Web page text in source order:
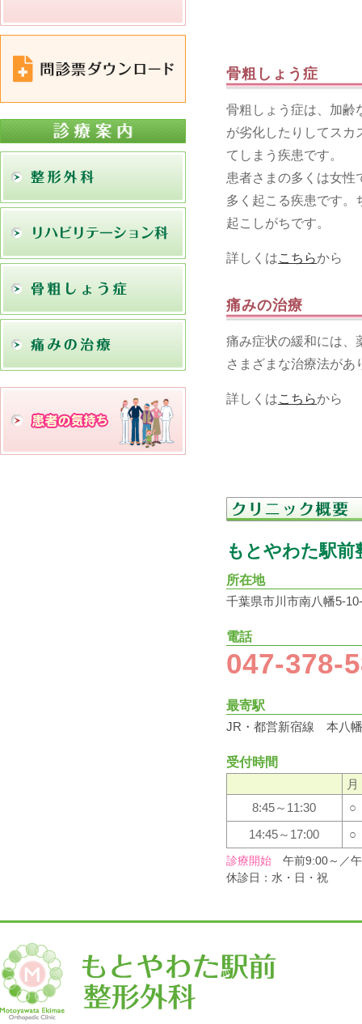
骨粗しょう症
骨粗しょう症は、加齢
が劣化したりしてスカ
てしまう疾患です。
患者さまの多くは女性
多く起こる疾患です。
起こしがちです。
詳しくはこちらから
痛みの治療
痛み症状の緩和には、
さまざまな治療法があ
詳しくはこちらから
もとやわた駅前
所在地
千葉県市川市南八幡5-
電話
047-378-
最寄駅
JR・都営新宿線 本八
受付時間
月
8:45～11:30
○
14:45～17:00
○
診療開始 午前9:00～／
休診日：水・日・祝